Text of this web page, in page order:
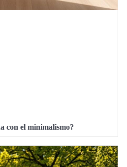
con el minimalismo?